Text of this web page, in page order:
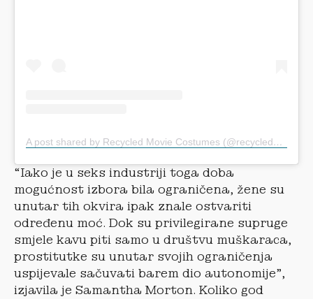
A post shared by Recycled Movie Costumes (@recycledmoviecostumes)
“Iako je u seks industriji toga doba
mogućnost izbora bila ograničena, žene su
unutar tih okvira ipak znale ostvariti
određenu moć. Dok su privilegirane supruge
smjele kavu piti samo u društvu muškaraca,
prostitutke su unutar svojih ograničenja
uspijevale sačuvati barem dio autonomije”,
izjavila je Samantha Morton. Koliko god